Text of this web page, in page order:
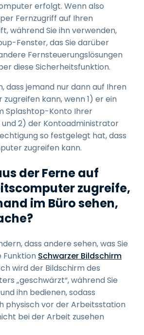
erfolgt. Wenn also
Fernzugriff auf Ihren
während Sie ihn verwenden,
Fenster, das Sie darüber
Fernsteuerungslösungen
diese Sicherheitsfunktion.
dass jemand nur dann auf Ihren
kann, wenn 1) er ein
Splashtop-Konto Ihrer
2) der Kontoadministrator
so festgelegt hat, dass
zugreifen kann.
der Ferne auf
zugreife,
im Büro sehen,
dass andere sehen, was Sie
Funktion Schwarzer Bildschirm
wird der Bildschirm des
„geschwärzt“, während Sie
ihn bedienen, sodass
physisch vor der Arbeitsstation
bei der Arbeit zusehen